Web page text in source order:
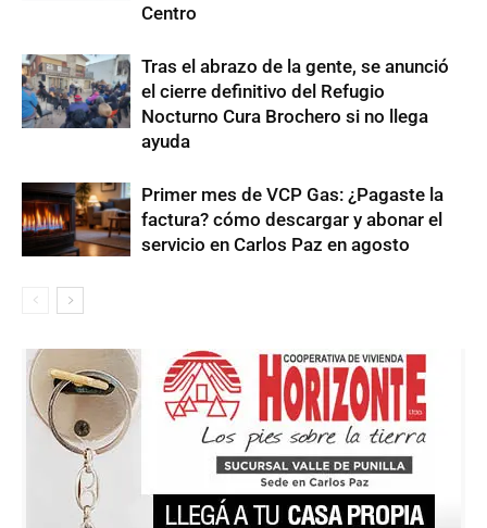
Centro
Tras el abrazo de la gente, se anunció
el cierre definitivo del Refugio
Nocturno Cura Brochero si no llega
ayuda
Primer mes de VCP Gas: ¿Pagaste la
factura? cómo descargar y abonar el
servicio en Carlos Paz en agosto